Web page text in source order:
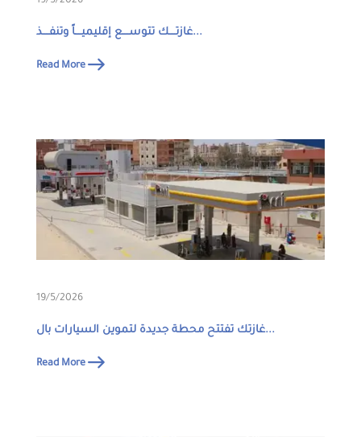
غازتــــك تتوســــع إقليميــــاً وتنفــــذ...
Read More
19/5/2026
غازتك تفتتح محطة جديدة لتموين السيارات بال...
Read More